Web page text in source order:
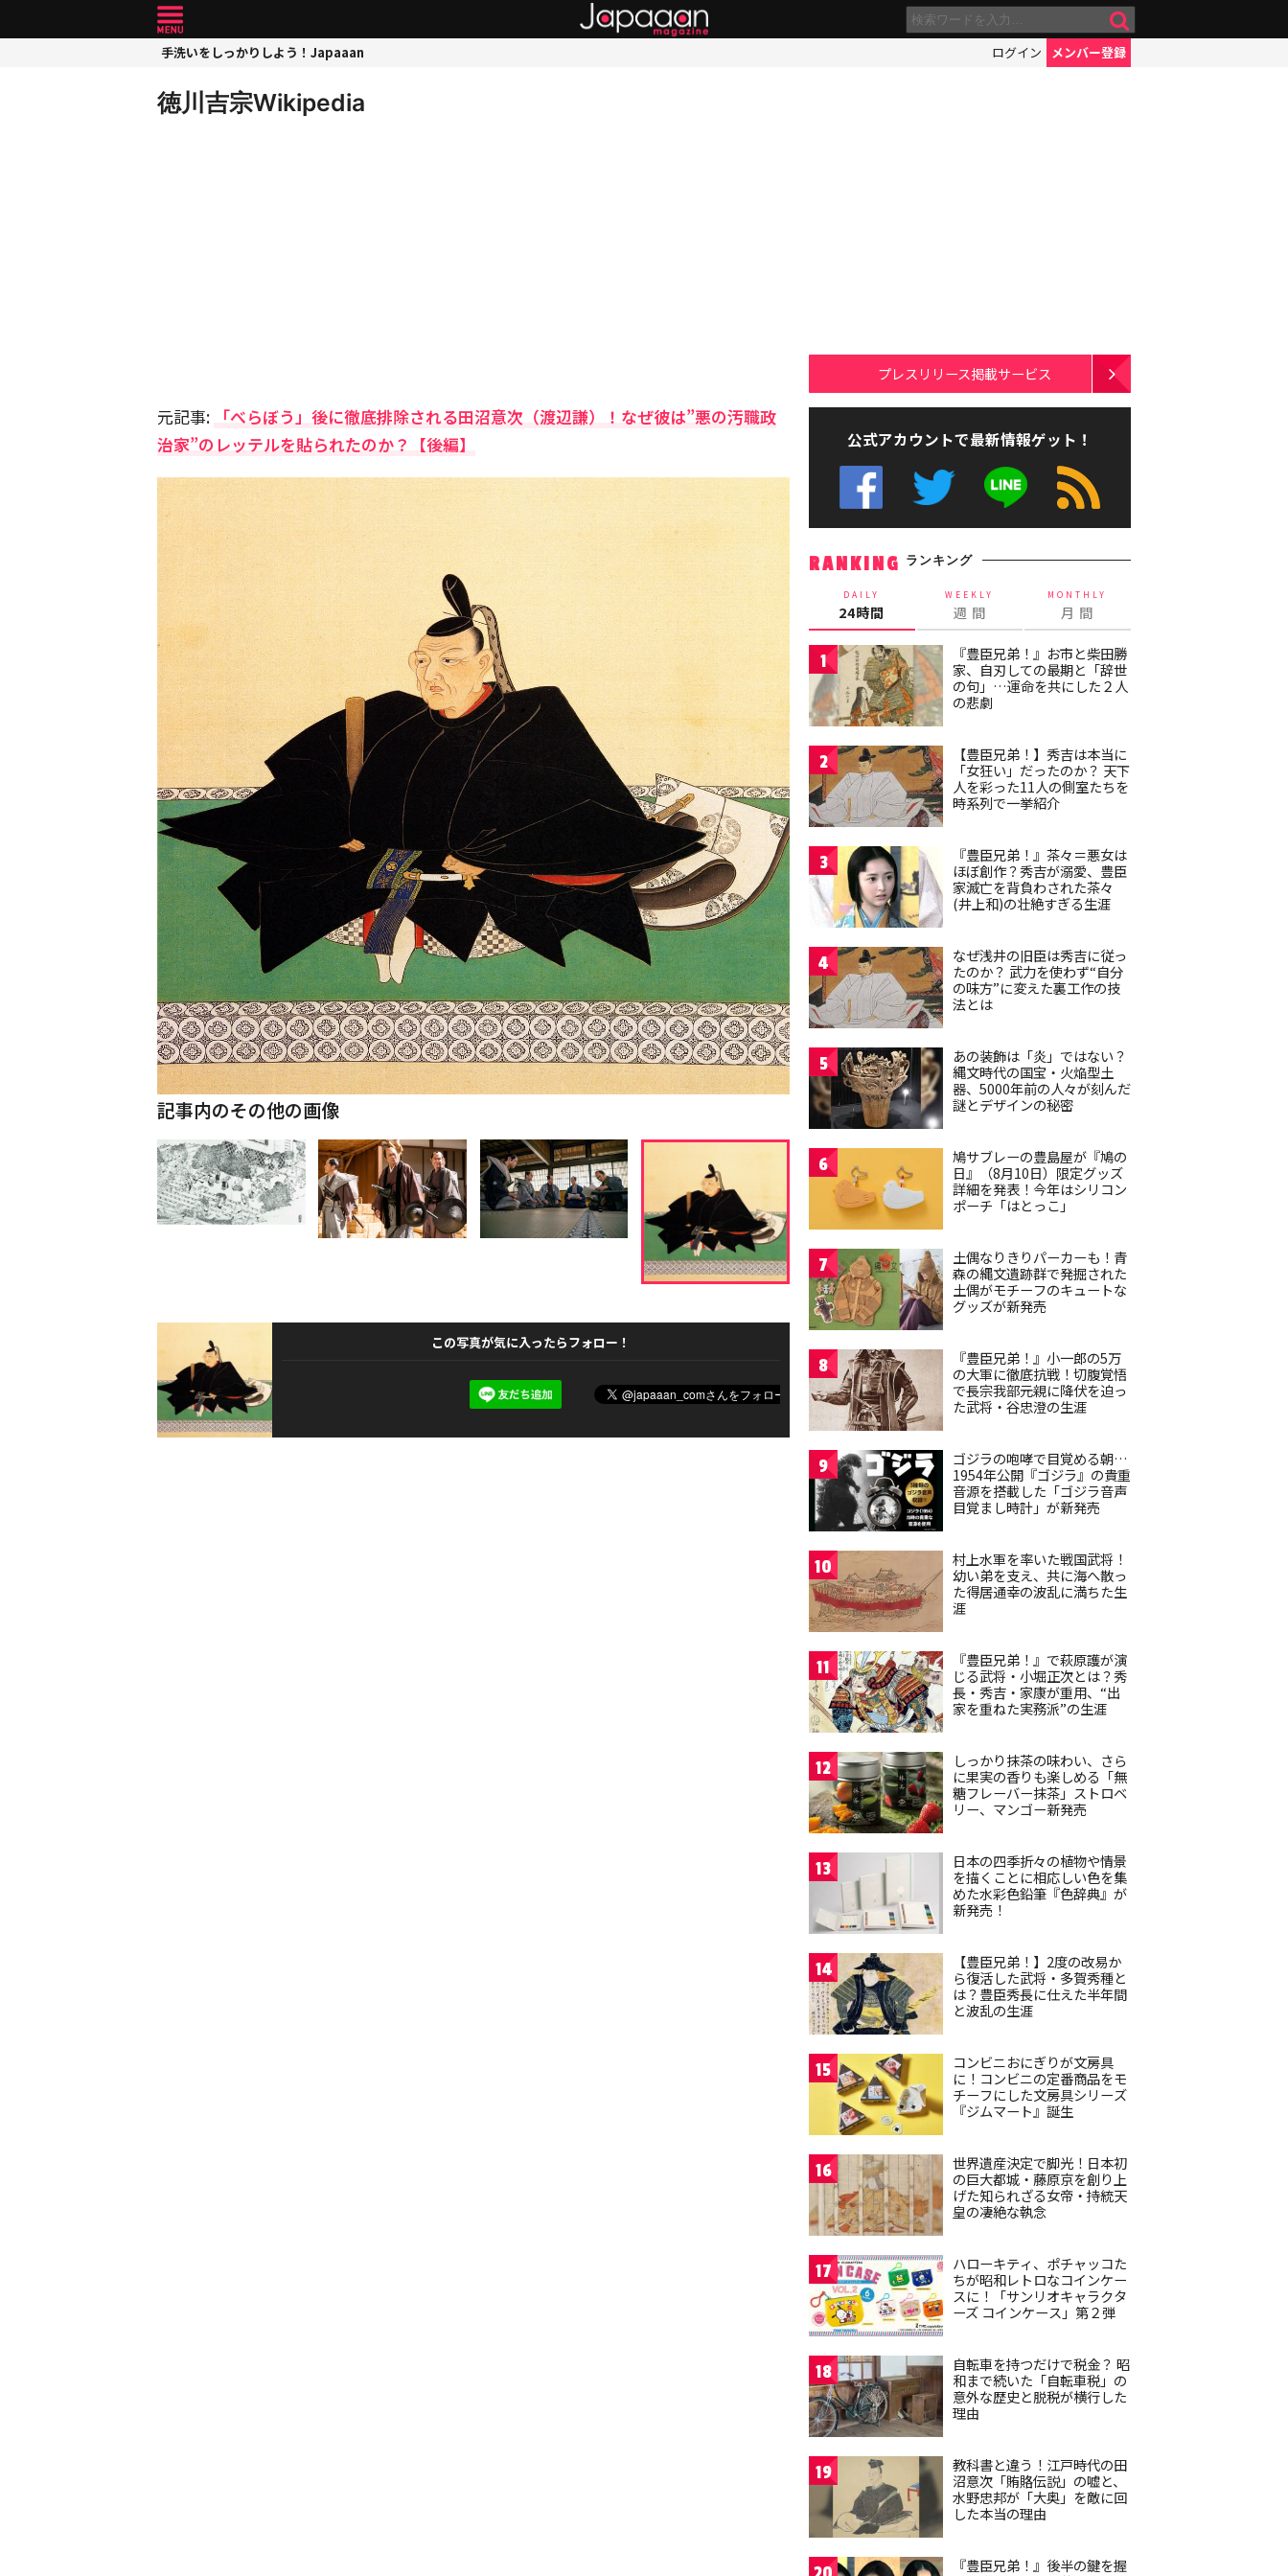
手洗いをしっかりしよう！Japaaan ログイン メンバー登録
徳川吉宗Wikipedia
元記事: 「べらぼう」後に徹底排除される田沼意次（渡辺謙）！なぜ彼は”悪の汚職政
治家”のレッテルを貼られたのか？【後編】
記事内のその他の画像
この写真が気に入ったらフォロー！
プレスリリース掲載サービス
公式アカウントで最新情報ゲット！
RANKING ランキング
DAILY
24時間
WEEKLY
週 間
MONTHLY
月 間
1
『豊臣兄弟！』お市と柴田勝
家、自刃しての最期と「辞世
の句」…運命を共にした２人
の悲劇
2
【豊臣兄弟！】秀吉は本当に
「女狂い」だったのか？ 天下
人を彩った11人の側室たちを
時系列で一挙紹介
3
『豊臣兄弟！』茶々＝悪女は
ほぼ創作？秀吉が溺愛、豊臣
家滅亡を背負わされた茶々
(井上和)の壮絶すぎる生涯
4
なぜ浅井の旧臣は秀吉に従っ
たのか？ 武力を使わず“自分
の味方”に変えた裏工作の技
法とは
5
あの装飾は「炎」ではない？
縄文時代の国宝・火焔型土
器、5000年前の人々が刻んだ
謎とデザインの秘密
6
鳩サブレーの豊島屋が『鳩の
日』（8月10日）限定グッズ
詳細を発表！今年はシリコン
ポーチ「はとっこ」
7
土偶なりきりパーカーも！青
森の縄文遺跡群で発掘された
土偶がモチーフのキュートな
グッズが新発売
8
『豊臣兄弟！』小一郎の5万
の大軍に徹底抗戦！切腹覚悟
で長宗我部元親に降伏を迫っ
た武将・谷忠澄の生涯
9
ゴジラの咆哮で目覚める朝…
1954年公開『ゴジラ』の貴重
音源を搭載した「ゴジラ音声
目覚まし時計」が新発売
10
村上水軍を率いた戦国武将！
幼い弟を支え、共に海へ散っ
た得居通幸の波乱に満ちた生
涯
11
『豊臣兄弟！』で萩原護が演
じる武将・小堀正次とは？秀
長・秀吉・家康が重用、“出
家を重ねた実務派”の生涯
12
しっかり抹茶の味わい、さら
に果実の香りも楽しめる「無
糖フレーバー抹茶」ストロベ
リー、マンゴー新発売
13
日本の四季折々の植物や情景
を描くことに相応しい色を集
めた水彩色鉛筆『色辞典』が
新発売！
14
【豊臣兄弟！】2度の改易か
ら復活した武将・多賀秀種と
は？豊臣秀長に仕えた半年間
と波乱の生涯
15
コンビニおにぎりが文房具
に！コンビニの定番商品をモ
チーフにした文房具シリーズ
『ジムマート』誕生
16
世界遺産決定で脚光！日本初
の巨大都城・藤原京を創り上
げた知られざる女帝・持統天
皇の凄絶な執念
17
ハローキティ、ポチャッコた
ちが昭和レトロなコインケー
スに！「サンリオキャラクタ
ーズ コインケース」第２弾
18
自転車を持つだけで税金？ 昭
和まで続いた「自転車税」の
意外な歴史と脱税が横行した
理由
19
教科書と違う！江戸時代の田
沼意次「賄賂伝説」の嘘と、
水野忠邦が「大奥」を敵に回
した本当の理由
『豊臣兄弟！』後半の鍵を握